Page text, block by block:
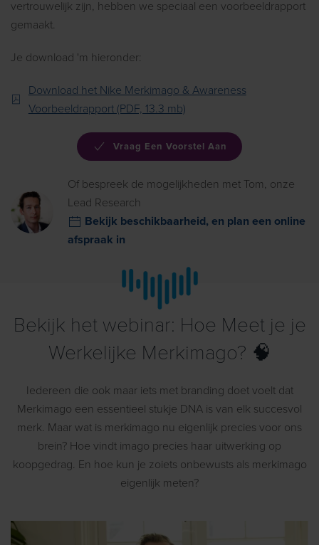
vertrouwelijk zijn, hebben we speciaal een voorbeeldrapport
gemaakt.
Je download 'm hieronder:
Download het Nike Merkimago & Awareness
Voorbeeldrapport (PDF, 13.3 mb)
Vraag Een Voorstel Aan
Of bespreek de mogelijkheden met Tom, onze
Lead Research
Bekijk beschikbaarheid, en plan een online
afspraak in
Bekijk het webinar: Hoe Meet je je
Werkelijke Merkimago? 🧠
Iedereen die ook maar iets met branding doet voelt dat
Merkimago een essentieel stukje DNA is van elk succesvol
merk. Maar wat is merkimago nu eigenlijk precies voor ons
brein? Hoe vindt imago precies haar uitwerking op
koopgedrag. En hoe kun je zoiets onbewusts als merkimago
eigenlijk meten?